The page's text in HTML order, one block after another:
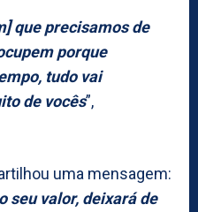
que precisamos de
porque
tudo vai
de vocês”,
uma mensagem:
seu valor, deixará de